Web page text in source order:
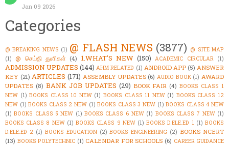
Jan 09 2026
Categories
@ BREAKING NEWS (1) @ FLASH NEWS (3877) @ SITE MAP
(1) @ செய்தி துளிகள் (4) 1.WHAT'S NEW (150) ACADEMIC CIRCULAR (1)
ADMISSION UPDATES (144) AHM RELATED (1) ANDROID APP (5) ANSWER
KEY (21) ARTICLES (171) ASSEMBLY UPDATES (6) AUDIO BOOK (1) AWARD
UPDATES (8) BANK JOB UPDATES (29) BOOK FAIR (4) BOOKS CLASS 1
NEW (1) BOOKS CLASS 10 NEW (1) BOOKS CLASS 11 NEW (1) BOOKS CLASS 12
NEW (1) BOOKS CLASS 2 NEW (1) BOOKS CLASS 3 NEW (1) BOOKS CLASS 4 NEW
(1) BOOKS CLASS 5 NEW (1) BOOKS CLASS 6 NEW (1) BOOKS CLASS 7 NEW (1)
BOOKS CLASS 8 NEW (1) BOOKS CLASS 9 NEW (1) BOOKS D.ELE.ED 1 (1) BOOKS
D.ELE.ED 2 (1) BOOKS EDUCATION (2) BOOKS ENGINEERING (2) BOOKS NCERT
(13) BOOKS POLYTECHNIC (1) CALENDAR FOR SCHOOLS (6) CAREER GUIDANCE